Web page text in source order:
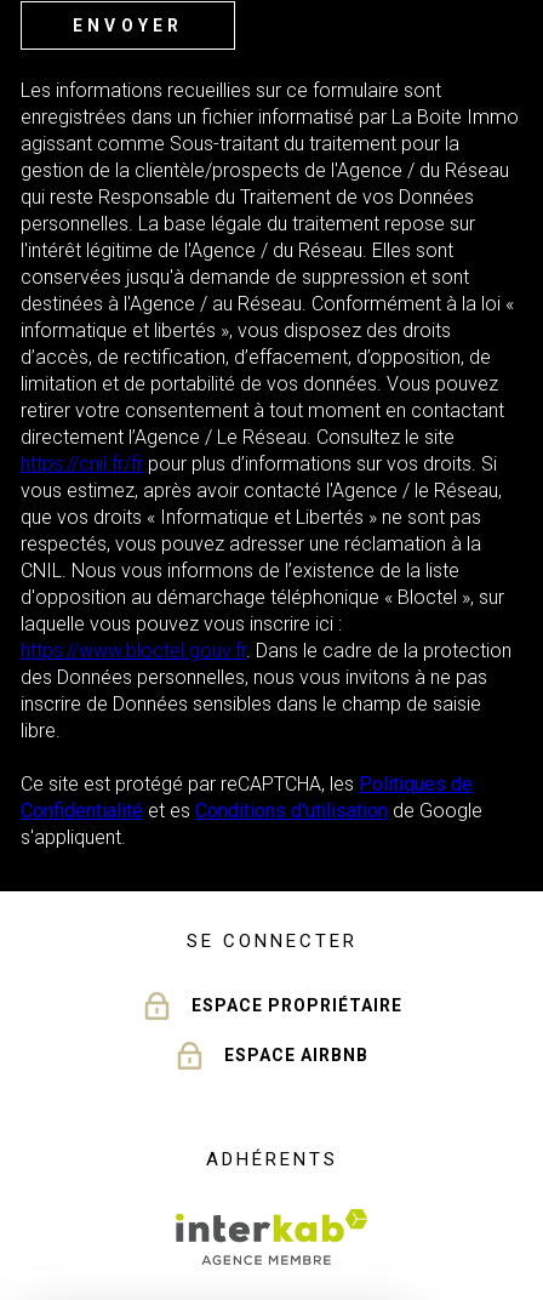
ENVOYER
Les informations recueillies sur ce formulaire sont
enregistrées dans un fichier informatisé par La Boite Immo
agissant comme Sous-traitant du traitement pour la
gestion de la clientèle/prospects de l'Agence / du Réseau
qui reste Responsable du Traitement de vos Données
personnelles. La base légale du traitement repose sur
l'intérêt légitime de l'Agence / du Réseau. Elles sont
conservées jusqu'à demande de suppression et sont
destinées à l'Agence / au Réseau. Conformément à la loi «
informatique et libertés », vous disposez des droits
d’accès, de rectification, d’effacement, d’opposition, de
limitation et de portabilité de vos données. Vous pouvez
retirer votre consentement à tout moment en contactant
directement l’Agence / Le Réseau. Consultez le site
https://cnil.fr/fr pour plus d’informations sur vos droits. Si
vous estimez, après avoir contacté l'Agence / le Réseau,
que vos droits « Informatique et Libertés » ne sont pas
respectés, vous pouvez adresser une réclamation à la
CNIL. Nous vous informons de l’existence de la liste
d'opposition au démarchage téléphonique « Bloctel », sur
laquelle vous pouvez vous inscrire ici :
https://www.bloctel.gouv.fr. Dans le cadre de la protection
des Données personnelles, nous vous invitons à ne pas
inscrire de Données sensibles dans le champ de saisie
libre.
Ce site est protégé par reCAPTCHA, les Politiques de
Confidentialité et es Conditions d'utilisation de Google
s'appliquent.
SE CONNECTER
ESPACE PROPRIÉTAIRE
ESPACE AIRBNB
ADHÉRENTS